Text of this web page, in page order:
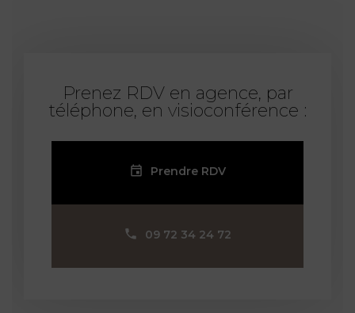
Prenez RDV en agence, par
téléphone, en visioconférence :
Prendre RDV
09 72 34 24 72